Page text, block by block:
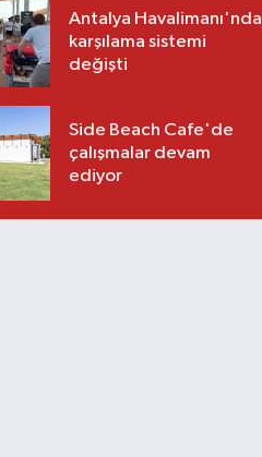
Antalya Havalimanı'nda
karşılama sistemi
değişti
Side Beach Cafe'de
çalışmalar devam
ediyor